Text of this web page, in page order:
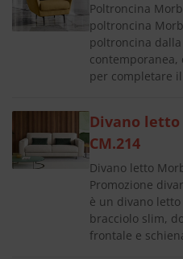
Poltroncina
poltroncina
poltroncina
contemporanea,
per completare
Divano
CM.214
Divano letto
Promozione
è un divano
bracciolo slim,
frontale e